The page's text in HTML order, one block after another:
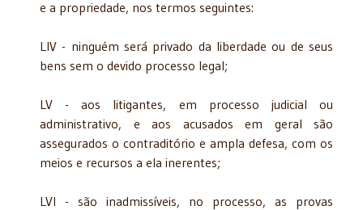
e a propriedade, nos termos seguintes:
LIV - ninguém será privado da liberdade ou de seus
bens sem o devido processo legal;
LV - aos litigantes, em processo judicial ou
administrativo, e aos acusados em geral são
assegurados o contraditório e am­pla defesa, com os
meios e recursos a ela inerentes;
LVI - são inadmissíveis, no processo, as provas